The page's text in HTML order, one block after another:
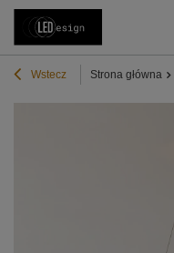
Wstecz Strona główna